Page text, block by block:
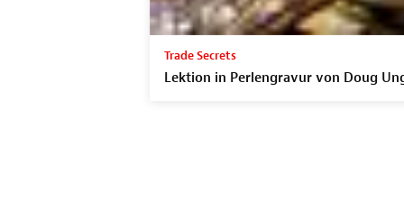
Trade Secrets
Lektion in Perlengravur von Doug